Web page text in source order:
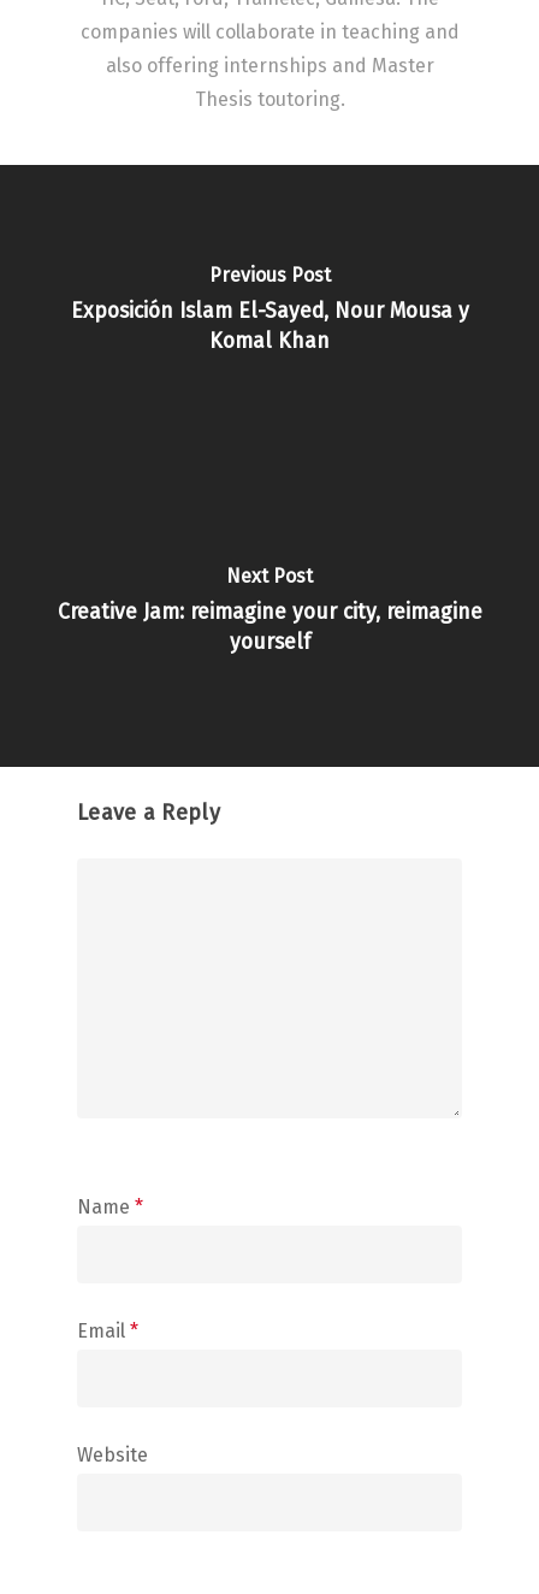
companies will collaborate in teaching and
also offering internships and Master
Thesis toutoring.
Previous Post
Exposición Islam El-Sayed, Nour Mousa y
Komal Khan
Next Post
Creative Jam: reimagine your city, reimagine
yourself
Leave a Reply
Name *
Email *
Website